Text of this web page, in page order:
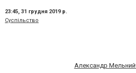
23:45, 31 грудня 2019 р.
Суспільство
Александр